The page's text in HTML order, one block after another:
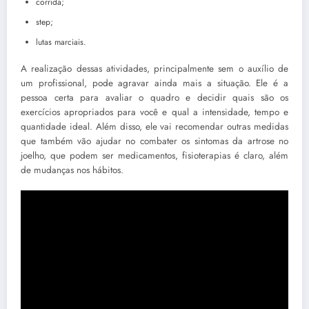
step;
lutas marciais.
A realização dessas atividades, principalmente sem o auxílio de
um profissional, pode agravar ainda mais a situação. Ele é a
pessoa certa para avaliar o quadro e decidir quais são os
exercícios apropriados para você e qual a intensidade, tempo e
quantidade ideal. Além disso, ele vai recomendar outras medidas
que também vão ajudar no combater os sintomas da artrose no
joelho, que podem ser medicamentos, fisioterapias é claro, além
de mudanças nos hábitos.